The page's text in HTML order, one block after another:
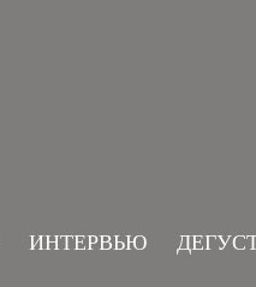
ИНТЕРВЬЮ